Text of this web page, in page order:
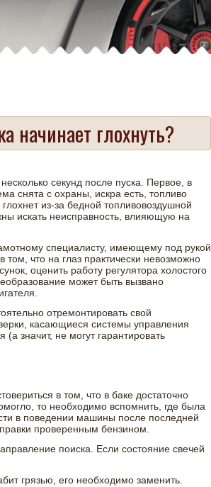
начинает глохнуть?
секунд после пуска. Первое, в
снята с охраны, искра есть, топливо
из-за бедной топливовоздушной
искать неисправность, влияющую на
специалисту, имеющему под рукой
что на глаз практически невозможно
оценить работу регулятора холостого
может быть вызвано
отремонтировать свой
касающиеся системы управления
значит, не могут гарантировать
в том, что в баке достаточно
то необходимо вспомнить, где была
в поведении машины после последней
проверенным бензином.
поиска. Если состояние свечей
грязью, его необходимо заменить.